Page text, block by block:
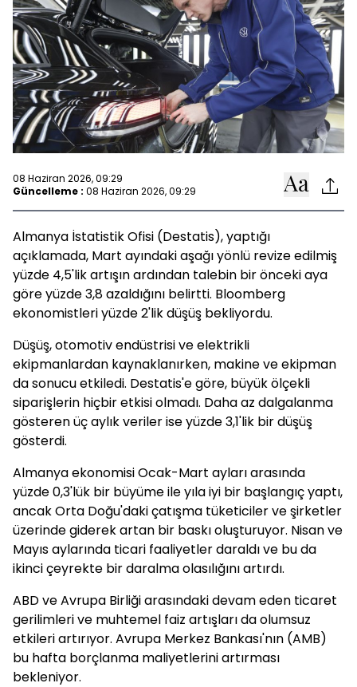
08 Haziran 2026, 09:29
Güncelleme : 08 Haziran 2026, 09:29
Almanya İstatistik Ofisi (Destatis), yaptığı
açıklamada, Mart ayındaki aşağı yönlü revize edilmiş
yüzde 4,5'lik artışın ardından talebin bir önceki aya
göre yüzde 3,8 azaldığını belirtti. Bloomberg
ekonomistleri yüzde 2'lik düşüş bekliyordu.
Düşüş, otomotiv endüstrisi ve elektrikli
ekipmanlardan kaynaklanırken, makine ve ekipman
da sonucu etkiledi. Destatis'e göre, büyük ölçekli
siparişlerin hiçbir etkisi olmadı. Daha az dalgalanma
gösteren üç aylık veriler ise yüzde 3,1'lik bir düşüş
gösterdi.
Almanya ekonomisi Ocak-Mart ayları arasında
yüzde 0,3'lük bir büyüme ile yıla iyi bir başlangıç ​​yaptı,
ancak Orta Doğu'daki çatışma tüketiciler ve şirketler
üzerinde giderek artan bir baskı oluşturuyor. Nisan ve
Mayıs aylarında ticari faaliyetler daraldı ve bu da
ikinci çeyrekte bir daralma olasılığını artırdı.
ABD ve Avrupa Birliği arasındaki devam eden ticaret
gerilimleri ve muhtemel faiz artışları da olumsuz
etkileri artırıyor. Avrupa Merkez Bankası'nın (AMB)
bu hafta borçlanma maliyetlerini artırması
bekleniyor.